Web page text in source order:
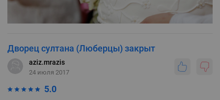
Дворец султана (Люберцы) закрыт
aziz.mrazis
24 июля 2017
5.0